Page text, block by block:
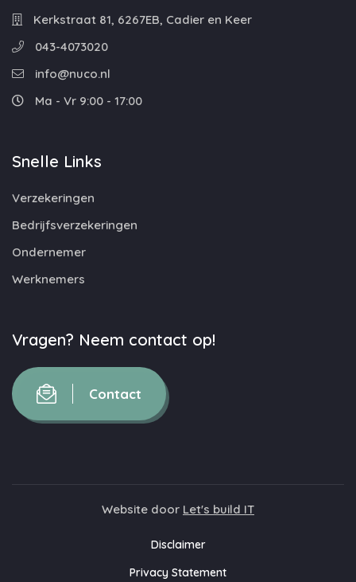
Kerkstraat 81, 6267EB, Cadier en Keer
043-4073020
info@nuco.nl
Ma - Vr 9:00 - 17:00
Snelle Links
Verzekeringen
Bedrijfsverzekeringen
Ondernemer
Werknemers
Vragen? Neem contact op!
Contact
Website door Let's build IT
Disclaimer
Privacy Statement